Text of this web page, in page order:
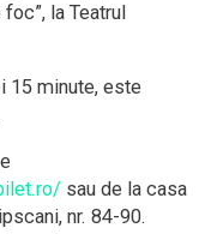
la Teatrul
15 minute, este
sau de la casa
nr. 84-90.